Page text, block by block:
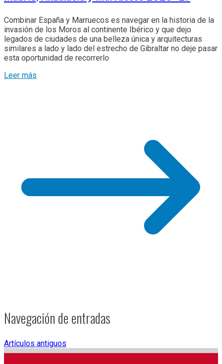
Combinar España y Marruecos es navegar en la historia de la
invasión de los Moros al continente Ibérico y que dejo
legados de ciudades de una belleza única y arquitecturas
similares a lado y lado del estrecho de Gibraltar no deje pasar
esta oportunidad de recorrerlo
Leer más
Navegación de entradas
Artículos antiguos